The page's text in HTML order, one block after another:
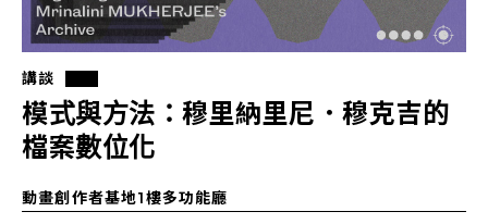
講談
模式與方法：穆里納里尼．穆克吉的
檔案數位化
動畫創作者基地1樓多功能廳